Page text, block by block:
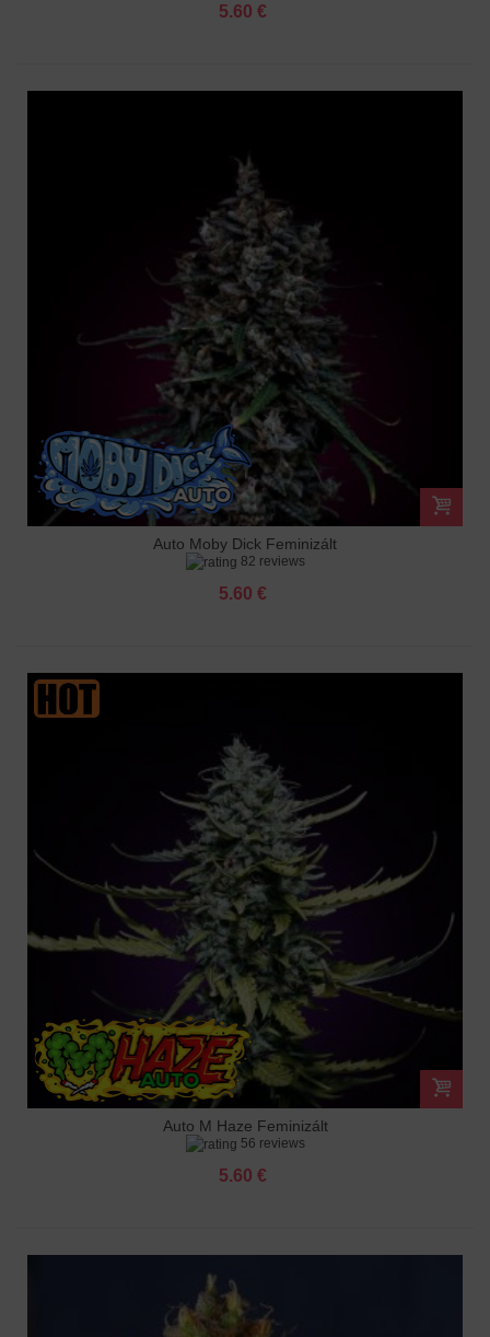
5.60 €
Auto Moby Dick Feminizált
82 reviews
5.60 €
Auto M Haze Feminizált
56 reviews
5.60 €